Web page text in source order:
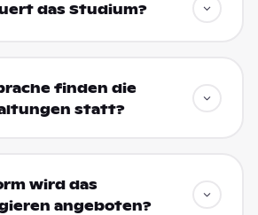
das Studium?
finden die
statt?
wird das
angeboten?